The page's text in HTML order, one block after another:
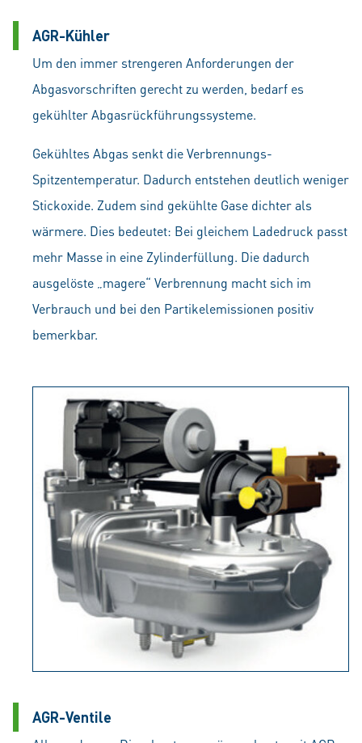
AGR-Kühler
Um den immer strengeren Anforderungen der
Abgasvorschriften gerecht zu werden, bedarf es
gekühlter Abgasrückführungssysteme.
Gekühltes Abgas senkt die Verbrennungs-
Spitzentemperatur. Dadurch entstehen deutlich weniger
Stickoxide. Zudem sind gekühlte Gase dichter als
wärmere. Dies bedeutet: Bei gleichem Ladedruck passt
mehr Masse in eine Zylinderfüllung. Die dadurch
ausgelöste „magere“ Verbrennung macht sich im
Verbrauch und bei den Partikelemissionen positiv
bemerkbar.
AGR-Ventile